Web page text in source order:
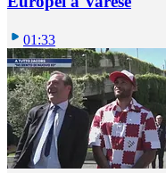
01:33